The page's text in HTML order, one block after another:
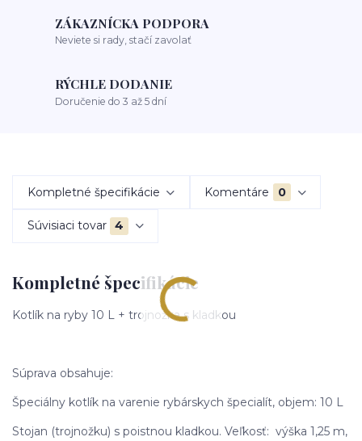
ZÁKAZNÍCKA PODPORA
Neviete si rady, stačí zavolať
RÝCHLE DODANIE
Doručenie do 3 až 5 dní
Kompletné špecifikácie Komentáre 0
Súvisiaci tovar 4
Kompletné špecifikácie
Kotlík na ryby 10 L + trojnožka s kladkou
Súprava obsahuje:
Špeciálny kotlík na varenie rybárskych špecialít, objem: 10 L
Stojan (trojnožku) s poistnou kladkou. Veľkosť: výška 1,25 m,